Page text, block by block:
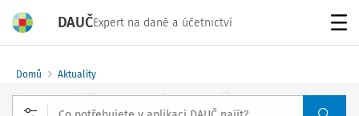
DAUČExpert na daně a účetnictví
Domů Aktuality